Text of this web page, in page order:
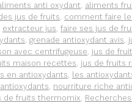
anti oxydant, aliments
jus de fruits, comment faire
extracteur jus, faire ses jus de
, grenade antioxydant avis,
avec centrifugeuse, jus de
maison recettes, jus de fruits
en antioxydants, les
, nourriture riche
de fruits thermomix,